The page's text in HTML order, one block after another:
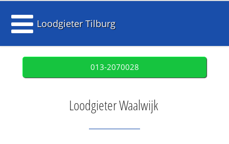
Loodgieter Tilburg
013-2070028
Loodgieter Waalwijk